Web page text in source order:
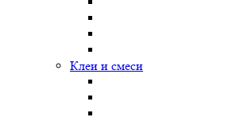
Клеи и смеси